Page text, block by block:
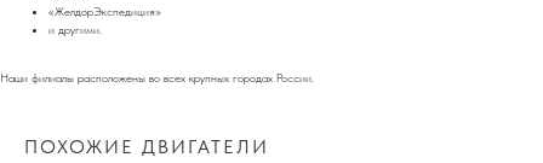
«ЖелдорЭкспедиция»
и другими.
Наши филиалы расположены во всех крупных городах России.
ПОХОЖИЕ ДВИГАТЕЛИ